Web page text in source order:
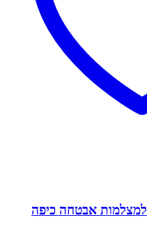
התקן קיבוע UNI-UMB1 למצלמות אבטחה כיפה